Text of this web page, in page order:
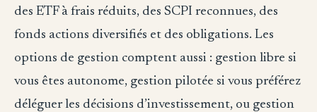
des ETF à frais réduits, des SCPI reconnues, des
fonds actions diversifiés et des obligations. Les
options de gestion comptent aussi : gestion libre si
vous êtes autonome, gestion pilotée si vous préférez
déléguer les décisions d’investissement, ou gestion